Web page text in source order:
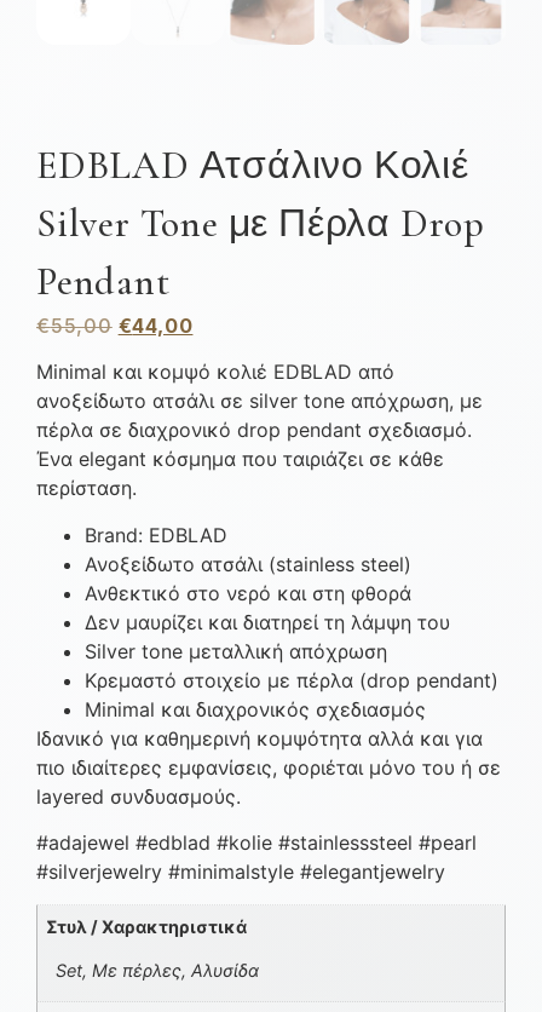
EDBLAD Ατσάλινο Κολιέ
Silver Tone με Πέρλα Drop
Pendant
€55,00 €44,00
Minimal και κομψό κολιέ EDBLAD από
ανοξείδωτο ατσάλι σε silver tone απόχρωση, με
πέρλα σε διαχρονικό drop pendant σχεδιασμό.
Ένα elegant κόσμημα που ταιριάζει σε κάθε
περίσταση.
Brand: EDBLAD
Ανοξείδωτο ατσάλι (stainless steel)
Ανθεκτικό στο νερό και στη φθορά
Δεν μαυρίζει και διατηρεί τη λάμψη του
Silver tone μεταλλική απόχρωση
Κρεμαστό στοιχείο με πέρλα (drop pendant)
Minimal και διαχρονικός σχεδιασμός
Ιδανικό για καθημερινή κομψότητα αλλά και για
πιο ιδιαίτερες εμφανίσεις, φοριέται μόνο του ή σε
layered συνδυασμούς.
#adajewel #edblad #kolie #stainlesssteel #pearl
#silverjewelry #minimalstyle #elegantjewelry
Στυλ / Χαρακτηριστικά
Set, Με πέρλες, Αλυσίδα